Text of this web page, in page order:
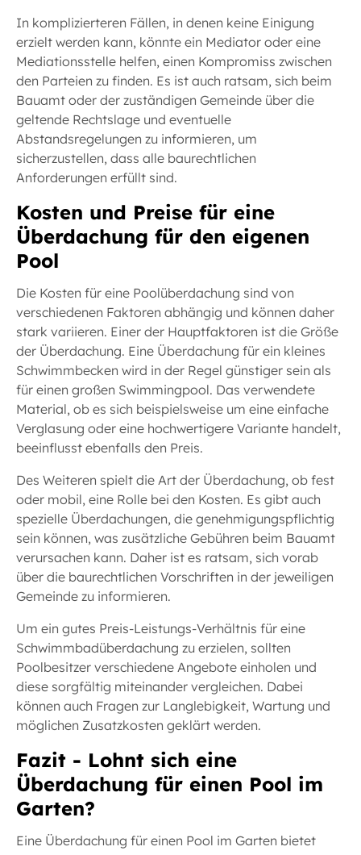
In komplizierteren Fällen, in denen keine Einigung
erzielt werden kann, könnte ein Mediator oder eine
Mediationsstelle helfen, einen Kompromiss zwischen
den Parteien zu finden. Es ist auch ratsam, sich beim
Bauamt oder der zuständigen Gemeinde über die
geltende Rechtslage und eventuelle
Abstandsregelungen zu informieren, um
sicherzustellen, dass alle baurechtlichen
Anforderungen erfüllt sind.
Kosten und Preise für eine
Überdachung für den eigenen
Pool
Die Kosten für eine Poolüberdachung sind von
verschiedenen Faktoren abhängig und können daher
stark variieren. Einer der Hauptfaktoren ist die Größe
der Überdachung. Eine Überdachung für ein kleines
Schwimmbecken wird in der Regel günstiger sein als
für einen großen Swimmingpool. Das verwendete
Material, ob es sich beispielsweise um eine einfache
Verglasung oder eine hochwertigere Variante handelt,
beeinflusst ebenfalls den Preis.
Des Weiteren spielt die Art der Überdachung, ob fest
oder mobil, eine Rolle bei den Kosten. Es gibt auch
spezielle Überdachungen, die genehmigungspflichtig
sein können, was zusätzliche Gebühren beim Bauamt
verursachen kann. Daher ist es ratsam, sich vorab
über die baurechtlichen Vorschriften in der jeweiligen
Gemeinde zu informieren.
Um ein gutes Preis-Leistungs-Verhältnis für eine
Schwimmbadüberdachung zu erzielen, sollten
Poolbesitzer verschiedene Angebote einholen und
diese sorgfältig miteinander vergleichen. Dabei
können auch Fragen zur Langlebigkeit, Wartung und
möglichen Zusatzkosten geklärt werden.
Fazit - Lohnt sich eine
Überdachung für einen Pool im
Garten?
Eine Überdachung für einen Pool im Garten bietet